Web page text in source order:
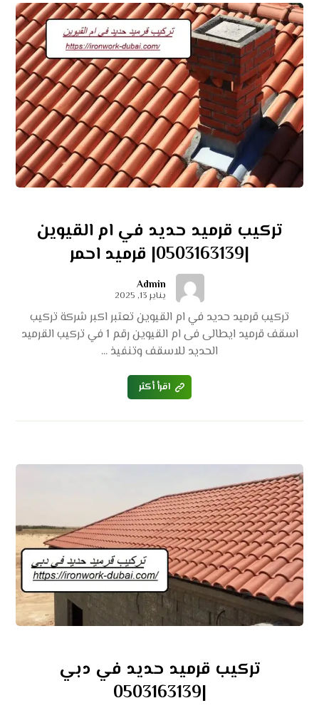
تركيب قرميد حديد في ام القيوين
|0503163139| قرميد احمر
Admin
يناير 13, 2025
تركيب قرميد حديد في ام القيوين تعتبر اكبر شركة تركيب
اسقف قرميد ايطالى فى ام القيوين رقم 1 في تركيب القرميد
الحديد للاسقف وتنفيذ ...
اقرأ أكثر
تركيب قرميد حديد في دبي
|0503163139